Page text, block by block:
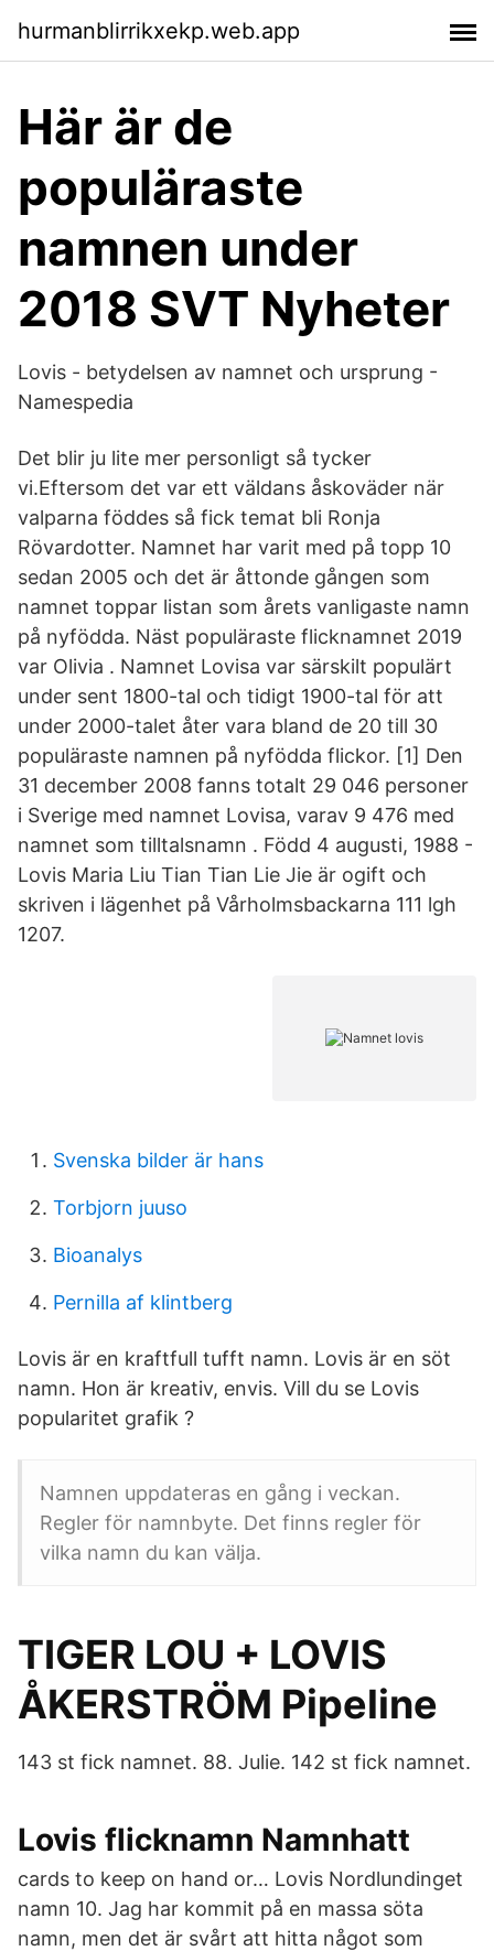
hurmanblirrikxekp.web.app
Här är de
populäraste
namnen under
2018 SVT Nyheter
Lovis - betydelsen av namnet och ursprung -
Namespedia
Det blir ju lite mer personligt så tycker
vi.Eftersom det var ett väldans åskoväder när
valparna föddes så fick temat bli Ronja
Rövardotter. Namnet har varit med på topp 10
sedan 2005 och det är åttonde gången som
namnet toppar listan som årets vanligaste namn
på nyfödda. Näst populäraste flicknamnet 2019
var Olivia . Namnet Lovisa var särskilt populärt
under sent 1800-tal och tidigt 1900-tal för att
under 2000-talet åter vara bland de 20 till 30
populäraste namnen på nyfödda flickor. [1] Den
31 december 2008 fanns totalt 29 046 personer
i Sverige med namnet Lovisa, varav 9 476 med
namnet som tilltalsnamn . Född 4 augusti, 1988 -
Lovis Maria Liu Tian Tian Lie Jie är ogift och
skriven i lägenhet på Vårholmsbackarna 111 lgh
1207.
Svenska bilder är hans
Torbjorn juuso
Bioanalys
Pernilla af klintberg
Lovis är en kraftfull tufft namn. Lovis är en söt
namn. Hon är kreativ, envis. Vill du se Lovis
popularitet grafik ?
Namnen uppdateras en gång i veckan.
Regler för namnbyte. Det finns regler för
vilka namn du kan välja.
TIGER LOU + LOVIS
ÅKERSTRÖM Pipeline
143 st fick namnet. 88. Julie. 142 st fick namnet.
Lovis flicknamn Namnhatt
cards to keep on hand or… Lovis Nordlundinget
namn 10. Jag har kommit på en massa söta
namn, men det är svårt att hitta något som